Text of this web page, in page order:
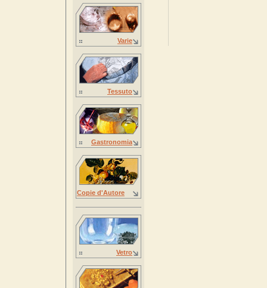
Varie
Tessuto
Gastronomia
Copie d'Autore
Vetro